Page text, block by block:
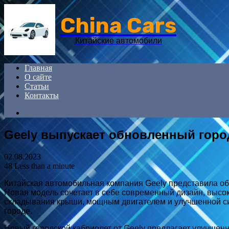
China Cars
Китайские автомобили
Главная
О сайте
Статьи
Контакты
for
Geely выпускает обновленный
02.08.2023
48Less than a minute
Китайская автомобильная компания Geely представила
Новая модель сочетает в себе современный дизайн,
складывания крыши, мощным двигателем и улучшенной
городе.